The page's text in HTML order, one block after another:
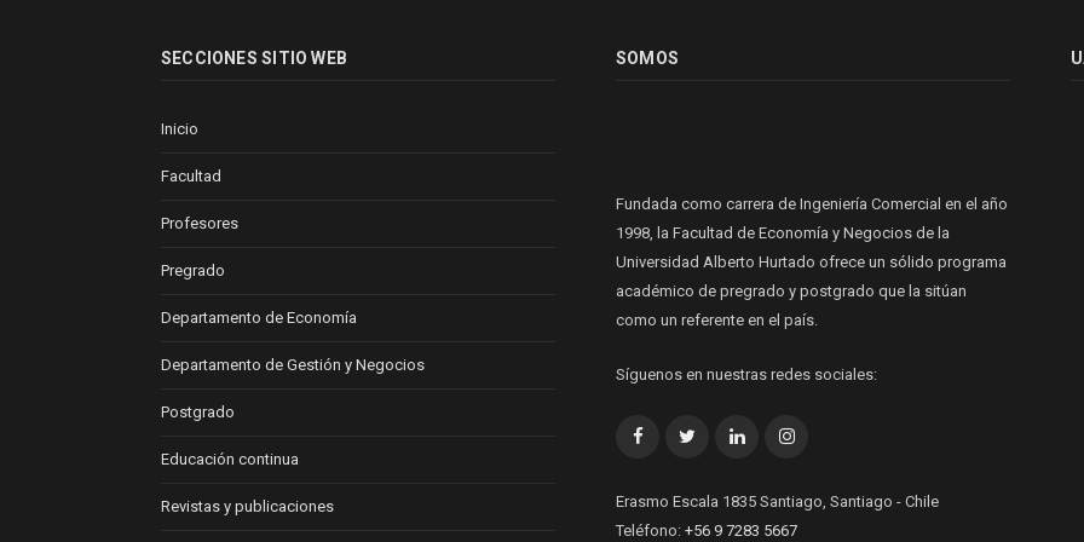
SECCIONES SITIO WEB
Inicio
Facultad
Profesores
Pregrado
Departamento de Economía
Departamento de Gestión y Negocios
Postgrado
Educación continua
Revistas y publicaciones
SOMOS
Fundada como carrera de Ingeniería Comercial en el año
1998, la Facultad de Economía y Negocios de la
Universidad Alberto Hurtado ofrece un sólido programa
académico de pregrado y postgrado que la sitúan
como un referente en el país.
Síguenos en nuestras redes sociales:
FacebookTwitterLinkedInInstagram
Erasmo Escala 1835 Santiago, Santiago - Chile
Teléfono: +56 9 7283 5667